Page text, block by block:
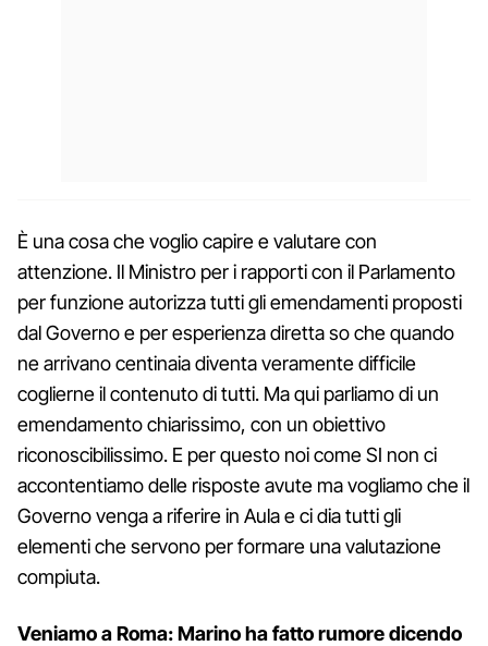
È una cosa che voglio capire e valutare con
attenzione. Il Ministro per i rapporti con il Parlamento
per funzione autorizza tutti gli emendamenti proposti
dal Governo e per esperienza diretta so che quando
ne arrivano centinaia diventa veramente difficile
coglierne il contenuto di tutti. Ma qui parliamo di un
emendamento chiarissimo, con un obiettivo
riconoscibilissimo. E per questo noi come SI non ci
accontentiamo delle risposte avute ma vogliamo che il
Governo venga a riferire in Aula e ci dia tutti gli
elementi che servono per formare una valutazione
compiuta.
Veniamo a Roma: Marino ha fatto rumore dicendo